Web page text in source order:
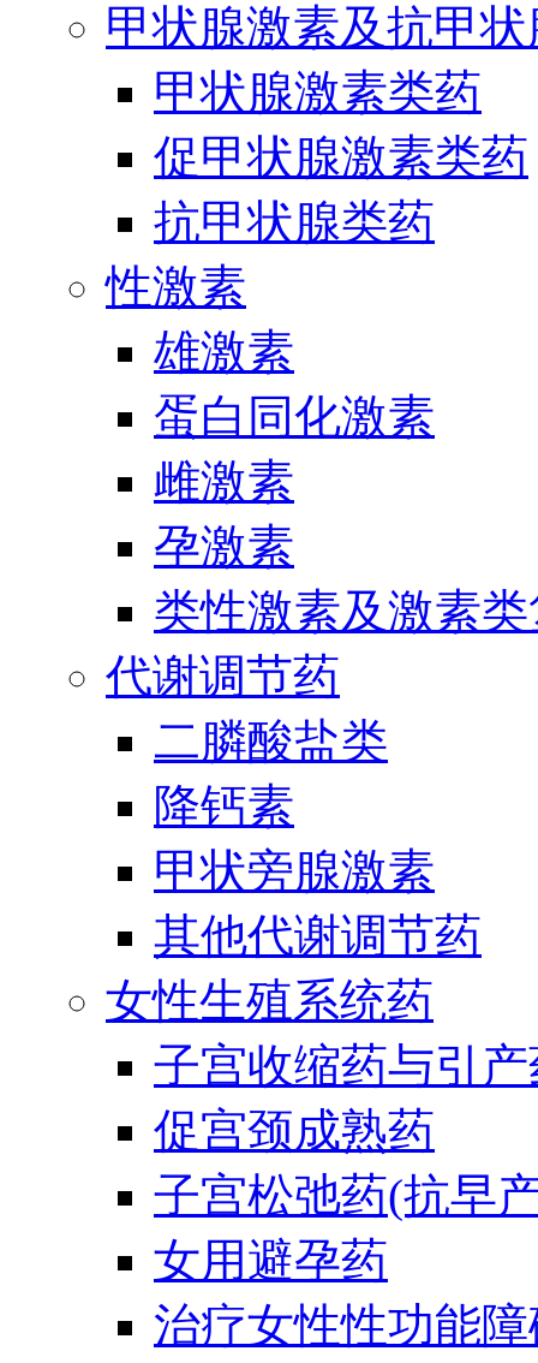
甲状腺激素及抗甲
甲状腺激素类药
促甲状腺激素类药
抗甲状腺类药
性激素
雄激素
蛋白同化激素
雌激素
孕激素
类性激素及激素
代谢调节药
二膦酸盐类
降钙素
甲状旁腺激素
其他代谢调节药
女性生殖系统药
子宫收缩药与引
促宫颈成熟药
子宫松弛药(抗早
女用避孕药
治疗女性性功能